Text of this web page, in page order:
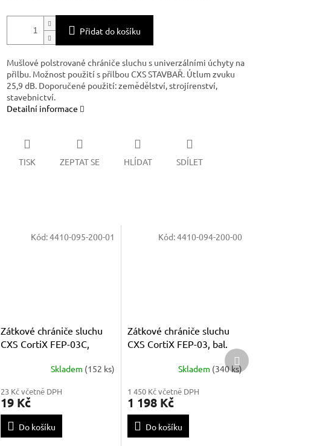
Přidat do košíku
Mušlové polstrované chrániče sluchu s univerzálními úchyty na
přilbu. Možnost použití s přilbou CXS STAVBAŘ. Útlum zvuku
25,9 dB. Doporučené použití: zemědělství, strojírenství,
stavebnictví.
Detailní informace
TISK ZEPTAT SE HLÍDAT SDÍLET
Zátkové chrániče sluchu
CXS CortiX FEP-03C,
Skladem (152 ks)
23 Kč včetně DPH
19 Kč
Do košíku
Kód:4410-095-200-01
Zátkové chrániče sluchu
CXS CortiX FEP-03, bal.
Skladem (340 ks)
1 450 Kč včetně DPH
1 198 Kč
Do košíku
Kód:4410-094-200-00
Další
produkt